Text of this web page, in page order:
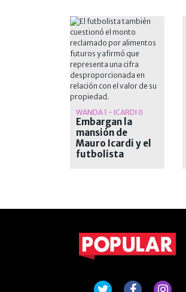
WANDA 1 - ICARDI 0
Embargan la
mansión de
Mauro Icardi y el
futbolista